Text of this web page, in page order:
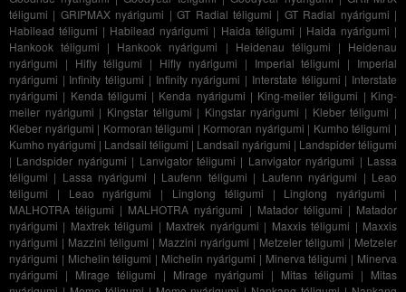
téligumi | GRIPMAX nyárigumi |GT Radial téligumi | GT Radial nyárigumi |
Habilead téligumi | Habilead nyárigumi | Haida téligumi | Haida nyárigumi |
Hankook téligumi | Hankook nyárigumi | Heidenau téligumi | Heidenau
nyárigumi | Hifly téligumi | Hifly nyárigumi | Imperial téligumi | Imperial
nyárigumi | Infinity téligumi | Infinity nyárigumi | Interstate téligumi | Interstate
nyárigumi | Kenda téligumi | Kenda nyárigumi | King-meiler téligumi | King-
meiler nyárigumi | Kingstar téligumi | Kingstar nyárigumi | Kleber téligumi |
Kleber nyárigumi | Kormoran téligumi | Kormoran nyárigumi | Kumho téligumi |
Kumho nyárigumi | Landsail téligumi | Landsail nyárigumi | Landspider téligumi
| Landspider nyárigumi | Lanvigator téligumi | Lanvigator nyárigumi | Lassa
téligumi | Lassa nyárigumi | Laufenn téligumi | Laufenn nyárigumi | Leao
téligumi | Leao nyárigumi | Linglong téligumi | Linglong nyárigumi |
MALHOTRA téligumi | MALHOTRA nyárigumi | Matador téligumi | Matador
nyárigumi | Maxtrek téligumi | Maxtrek nyárigumi | Maxxis téligumi | Maxxis
nyárigumi | Mazzini téligumi | Mazzini nyárigumi | Metzeler téligumi | Metzeler
nyárigumi | Michelin téligumi | Michelin nyárigumi | Minerva téligumi | Minerva
nyárigumi | Mirage téligumi | Mirage nyárigumi | Mitas téligumi | Mitas